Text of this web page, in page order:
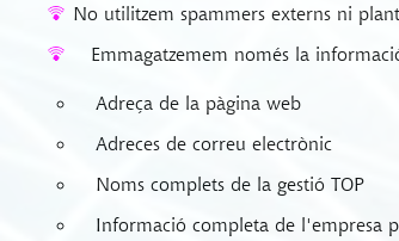
No utilitzem spammers externs ni
Emmagatzemem només la
Adreça de la pàgina web
Adreces de correu electrònic
Noms complets de la gestió TOP
Informació completa de l'empresa